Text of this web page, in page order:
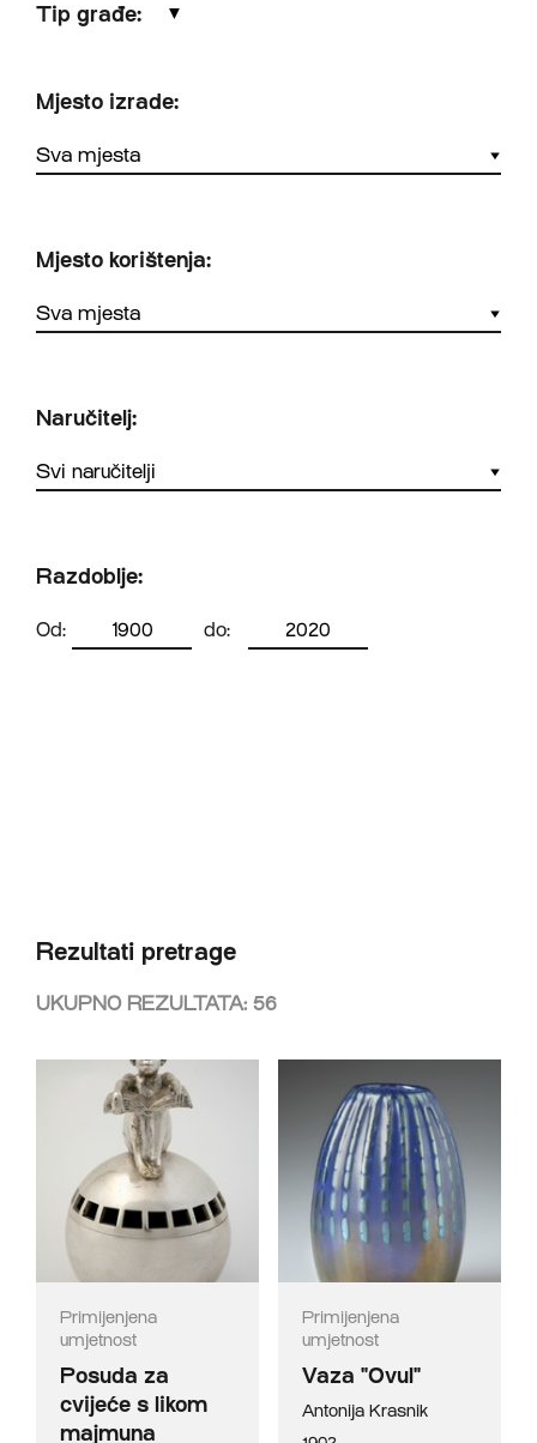
Tip građe: ▼
Mjesto izrade:
Mjesto korištenja:
Naručitelj:
Razdoblje:
Od: do:
Rezultati pretrage
UKUPNO REZULTATA: 56
Primijenjena
umjetnost
Posuda za
cvijeće s likom
majmuna
Primijenjena
umjetnost
Vaza "Ovul"
Antonija Krasnik